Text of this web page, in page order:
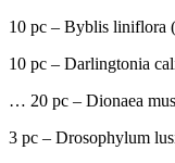
10 pc – Byblis liniflora
10 pc – Darlingtonia
… 20 pc – Dionaea
3 pc – Drosophylum